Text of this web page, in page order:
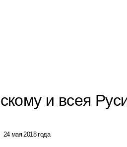
и всея
24 мая 2018 года